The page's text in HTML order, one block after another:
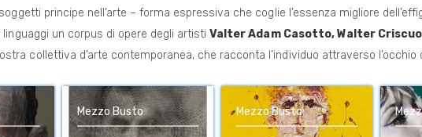
principe nell’arte – forma espressiva che coglie l’essenza migliore
linguaggi un corpus di opere degli artistiValter Adam Casotto, Walter
collettiva d’arte contemporanea, che racconta l’individuo attraverso l’occhio
Mezzo Busto Mezzo Busto